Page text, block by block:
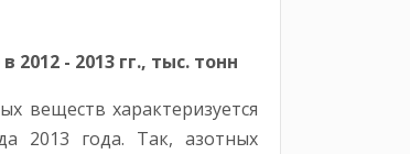
- 2013 гг., тыс. тонн
веществ характеризуется
2013 года. Так, азотных